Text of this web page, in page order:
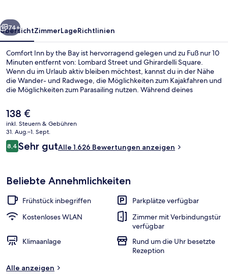
Weiter
74+
ÜbersichtZimmerLageRichtlinien
Comfort Inn by the Bay ist hervorragend gelegen und zu Fuß nur 10
Minuten entfernt von: Lombard Street und Ghirardelli Square.
Wenn du im Urlaub aktiv bleiben möchtest, kannst du in der Nähe
die Wander- und Radwege, die Möglichkeiten zum Kajakfahren und
die Möglichkeiten zum Parasailing nutzen. Während deines
09:30 Uhr wird ein im Preis inbegriffenes Frühstücksbuffet serviert.
Außerdem ist Folgendes mit dem Auto nur 5 Minuten entfernt: San
Francisco Bay und Presidio of San Francisco. Andere Reisende
lieben das hilfsbereite Personal und das Frühstück. Die Unterkunft
ist nur einen kurzen Fußmarsch von den öffentlichen
Verkehrsmitteln entfernt: Zur U-Bahn läuft man 7 Minuten (Station
Der
aktuelle
Preis
beträgt
138 €.
138 €
inkl. Steuern & Gebühren
31. Aug.–1. Sept.
Bewertungen
8,48,4 von 10.
Sehr gutAlle 1.626 Bewertungen anzeigen
Beliebte Annehmlichkeiten
Frühstück inbegriffen
Parkplätze verfügbar
Kostenloses WLAN
Zimmer mit Verbindungstür
verfügbar
Klimaanlage
Rund um die Uhr besetzte
Rezeption
Alle anzeigen